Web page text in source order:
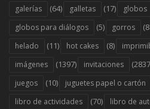
galerías (64) galletas (17) globos
globos para diálogos (5) gorros
helado (11) hot cakes (8)
imágenes (1397) invitaciones
juegos (10) juguetes papel o cartón
libro de actividades (70) libro de